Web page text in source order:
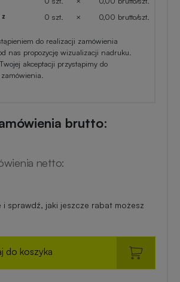
0 szt. × 0,00 brutto/szt.
do realizacji zamówienia
nas propozycję wizualizacji nadruku.
akceptacji przystąpimy do
brutto:
netto:
i sprawdź, jaki jeszcze rabat możesz
do koszyka